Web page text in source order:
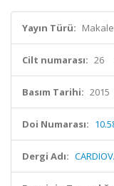
Yayın Türü:
Cilt numarası: 26
Basım Tarihi: 2015
Doi Numarası:
Dergi Adı: